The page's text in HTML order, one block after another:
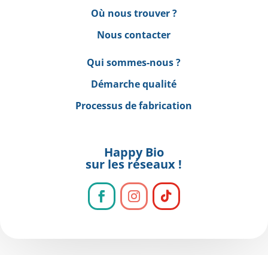
Où nous trouver ?
Nous contacter
Qui sommes-nous ?
Démarche qualité
Processus de fabrication
Happy Bio
sur les réseaux !